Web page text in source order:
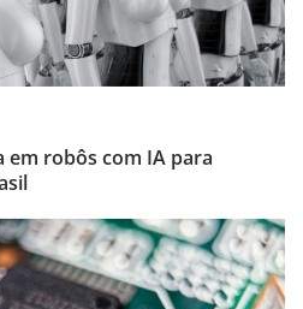
em robôs com IA para